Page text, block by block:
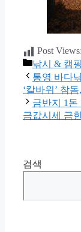
Post Views:
카
테
고
리
낚시 & 캠핑
통영 바다
‘칼바위’ 참
금반지 1돈
금값시세 금
검색